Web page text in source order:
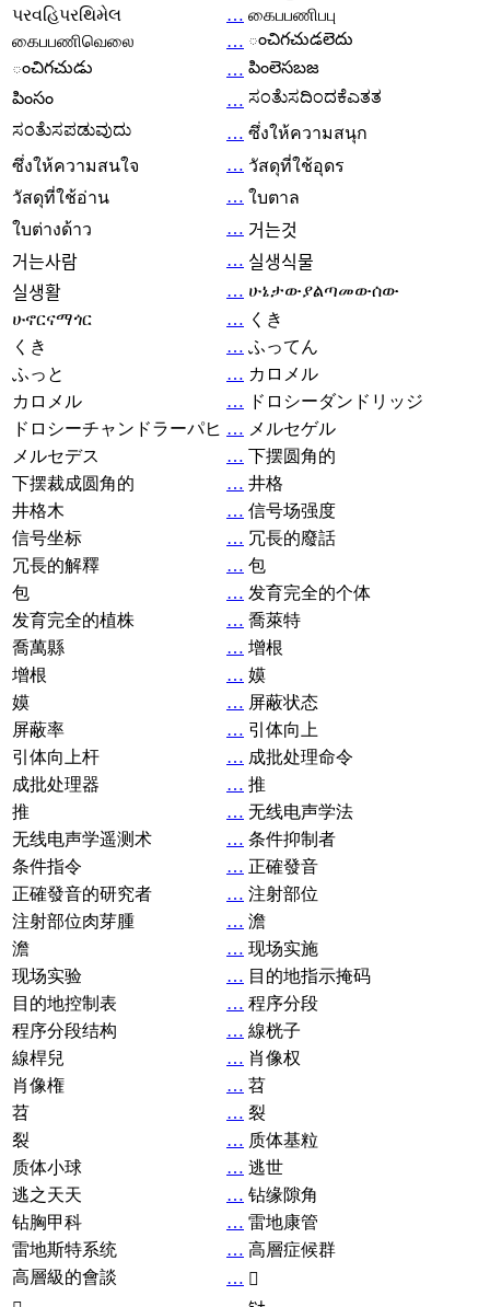
પરવહિપરથિમેલ
… கைபபணிபபு
கைபபணிவெலை
… ంచిగచుడలెదు
ంచిగచుడు
… పింలెసబజ
పింసం
… ಸಂತೆುಸದಿಂದಕೆಎತತ
ಸಂತೆುಸಪಡುವುದು
… ซึ่งให้ความสนุก
ซึ่งให้ความสนใจ
… วัสดุที่ใช้อุดร
วัสดุที่ใช้อ่าน
… ใบตาล
ใบต่างด้าว
… 거는것
거는사람
… 실생식물
실생활
… ሁኔታውያልጣመውሰው
ሁኖርናማጎር
… くき
くき
… ふってん
ふっと
… カロメル
カロメル
… ドロシーダンドリッジ
ドロシーチャンドラーパヒ … メルセゲル
メルセデス
… 下摆圆角的
下摆裁成圆角的
… 井格
井格木
… 信号场强度
信号坐标
… 冗長的廢話
冗長的解釋
… 包
包
… 发育完全的个体
发育完全的植株
… 喬萊特
喬萬縣
… 增根
增根
… 嫫
嫫
… 屏蔽状态
屏蔽率
… 引体向上
引体向上杆
… 成批处理命令
成批处理器
… 推
推
… 无线电声学法
无线电声学遥测术
… 条件抑制者
条件指令
… 正確發音
正確發音的研究者
… 注射部位
注射部位肉芽腫
… 澹
澹
… 现场实施
现场实验
… 目的地指示掩码
目的地控制表
… 程序分段
程序分段结构
… 線桄子
線桿兒
… 肖像权
肖像権
… 苕
苕
… 裂
裂
… 质体基粒
质体小球
… 逃世
逃之天天
… 钻缘隙角
钻胸甲科
… 雷地康管
雷地斯特系统
… 高層症候群
高層級的會談
… 𧘞